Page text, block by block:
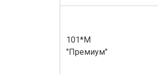
101*М
"Премиум"